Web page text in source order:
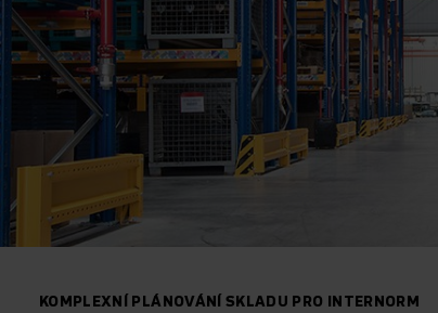
KOMPLEXNÍ PLÁNOVÁNÍ SKLADU PRO INTERNORM